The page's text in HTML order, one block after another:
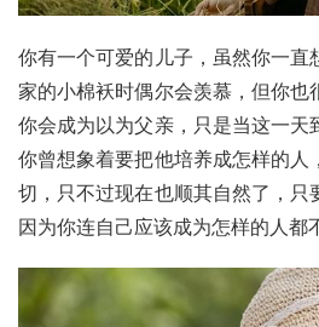
你有一个可爱的儿子，虽然你一直
家的小棉袄时偶尔会羡慕，但你也
你会成为以为父亲，只是当这一天
你曾想象着要把他培养成怎样的人
切，只不过现在也顺其自然了，只
因为你连自己应该成为怎样的人都